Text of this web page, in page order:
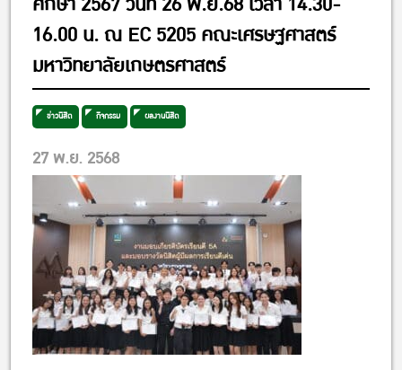
16.00 น. ณ EC 5205 คณะเศรษฐศาสตร์
มหาวิทยาลัยเกษตรศาสตร์
ข่าวนิสิต กิจกรรม ผลงานนิสิต
27 พ.ย. 2568